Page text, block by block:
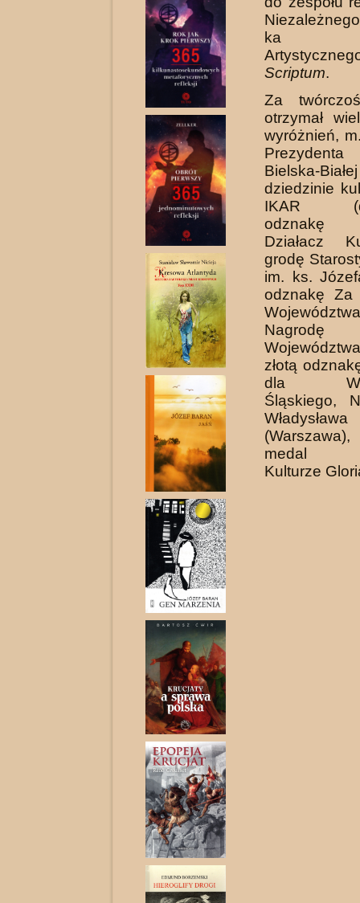
ka
Scriptum.
Za
otrzymał
wyróżnień,
Bielska-
dziedzinie
IKAR
odznakę
Działacz
grodę
im. ks.
odznakę Za
Nagrodę
złotą
dla
Śląskiego,
medal
Kulturze